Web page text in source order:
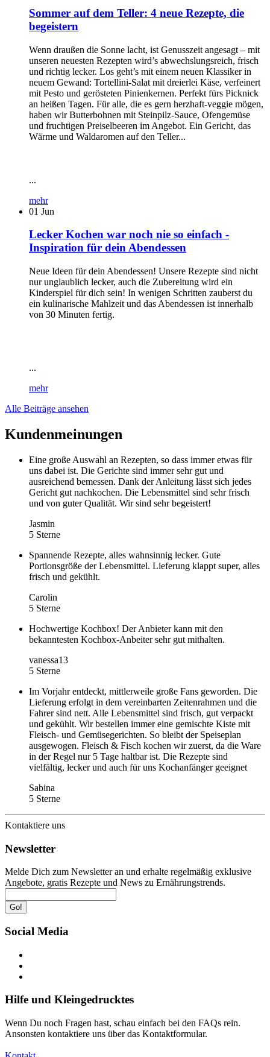
Sommer auf dem Teller: 4 neue Rezepte, die
begeistern
Wenn draußen die Sonne lacht, ist Genusszeit angesagt – mit
unseren neuesten Rezepten wird’s abwechslungsreich, frisch
und richtig lecker. Los geht’s mit einem neuen Klassiker in
neuem Gewand: Tortellini-Salat mit dreierlei Käse, verfeinert
mit Pesto und gerösteten Pinienkernen. Perfekt fürs Picknick
an heißen Tagen. Für alle, die es gern herzhaft-veggie mögen,
haben wir Butterbohnen mit Steinpilz-Sauce, Ofengemüse
und fruchtigen Preiselbeeren im Angebot. Ein Gericht, das
Wärme und Waldaromen auf den Teller...
...
mehr
01 Jun
Lecker Kochen war noch nie so einfach -
Inspiration für dein Abendessen
Neue Ideen für dein Abendessen! Unsere Rezepte sind nicht
nur unglaublich lecker, auch die Zubereitung wird ein
Kinderspiel für dich sein! In wenigen Schritten zauberst du
ein kulinarische Mahlzeit und das Abendessen ist innerhalb
von 30 Minuten fertig.
...
mehr
Alle Beiträge ansehen
Kundenmeinungen
Eine große Auswahl an Rezepten, so dass immer etwas für
uns dabei ist. Die Gerichte sind immer sehr gut und
ausreichend bemessen. Dank der Anleitung lässt sich jedes
Gericht gut nachkochen. Die Lebensmittel sind sehr frisch
und von guter Qualität. Wir sind sehr begeistert!
Jasmin
5 Sterne
Spannende Rezepte, alles wahnsinnig lecker. Gute
Portionsgröße der Lebensmittel. Lieferung klappt super, alles
frisch und gekühlt.
Carolin
5 Sterne
Hochwertige Kochbox! Der Anbieter kann mit den
bekanntesten Kochbox-Anbeiter sehr gut mithalten.
vanessa13
5 Sterne
Im Vorjahr entdeckt, mittlerweile große Fans geworden. Die
Lieferung erfolgt in dem vereinbarten Zeitenrahmen und die
Fahrer sind nett. Alle Lebensmittel sind frisch, gut verpackt
und gekühlt. Wir bestellen immer eine gemischte Kiste mit
Fleisch- und Gemüsegerichten. So bleibt der Speiseplan
ausgewogen. Fleisch & Fisch kochen wir zuerst, da die Ware
in der Regel nur 5 Tage haltbar ist. Die Rezepte sind
vielfältig, lecker und auch für uns Kochanfänger geeignet
Sabina
5 Sterne
Kontaktiere uns
Newsletter
Melde Dich zum Newsletter an und erhalte regelmäßig exklusive
Angebote, gratis Rezepte und News zu Ernährungstrends.
Go!
Social Media
Hilfe und Kleingedrucktes
Wenn Du noch Fragen hast, schau einfach bei den FAQs rein.
Ansonsten kontaktiere uns über das Kontaktformular.